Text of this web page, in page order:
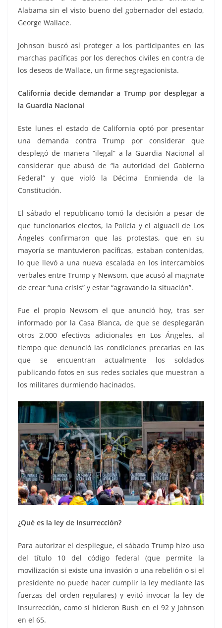
Alabama sin el visto bueno del gobernador del estado,
George Wallace.
Johnson buscó así proteger a los participantes en las
marchas pacíficas por los derechos civiles en contra de
los deseos de Wallace, un firme segregacionista.
California decide demandar a Trump por desplegar a
la Guardia Nacional
Este lunes el estado de California optó por presentar
una demanda contra Trump por considerar que
desplegó de manera “ilegal” a la Guardia Nacional al
considerar que abusó de “la autoridad del Gobierno
Federal” y que violó la Décima Enmienda de la
Constitución.
El sábado el republicano tomó la decisión a pesar de
que funcionarios electos, la Policía y el alguacil de Los
Ángeles confirmaron que las protestas, que en su
mayoría se mantuvieron pacíficas, estaban contenidas,
lo que llevó a una nueva escalada en los intercambios
verbales entre Trump y Newsom, que acusó al magnate
de crear “una crisis” y estar “agravando la situación”.
Fue el propio Newsom el que anunció hoy, tras ser
informado por la Casa Blanca, de que se desplegarán
otros 2.000 efectivos adicionales en Los Ángeles, al
tiempo que denunció las condiciones precarias en las
que se encuentran actualmente los soldados
publicando fotos en sus redes sociales que muestran a
los militares durmiendo hacinados.
¿Qué es la ley de Insurrección?
Para autorizar el despliegue, el sábado Trump hizo uso
del título 10 del código federal (que permite la
movilización si existe una invasión o una rebelión o si el
presidente no puede hacer cumplir la ley mediante las
fuerzas del orden regulares) y evitó invocar la ley de
Insurrección, como sí hicieron Bush en el 92 y Johnson
en el 65.